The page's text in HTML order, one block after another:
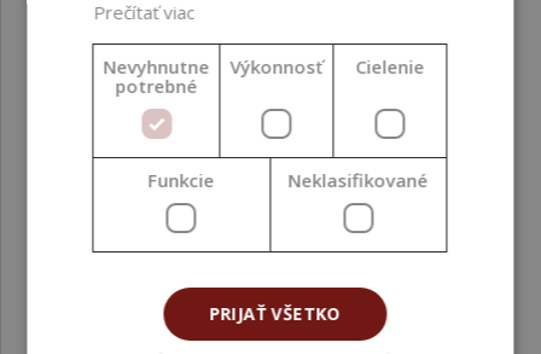
prírodného pôvodu
(NOI ISO 16128)
Krajina pôvodu USA
Kvalita Kozmetická kvalita
Metóda spracovania Mletie ; Filtrácia
Telo ; Ruky ; Nohy
Prečítať viac
Nevyhnutne
potrebné
Výkonnosť Cielenie
Funkcie Neklasifikované
PRIJAŤ VŠETKO